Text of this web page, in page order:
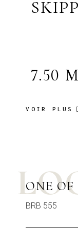
7.50
VOIR PLUS
ONE OF
BRB 555